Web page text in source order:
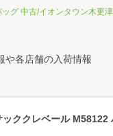
グ 中古/イオンタウン木更
や各店舗の入荷情報
ククレベール